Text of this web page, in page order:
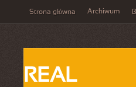
Strona główna Archiwum
REAL